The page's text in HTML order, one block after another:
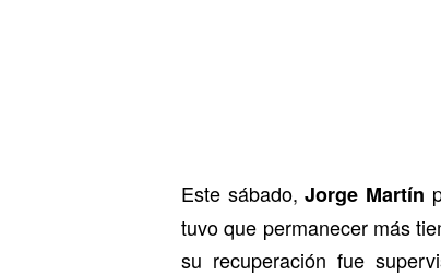
Este sábado,Jorge Martín
tuvo que permanecer más
su recuperación fue